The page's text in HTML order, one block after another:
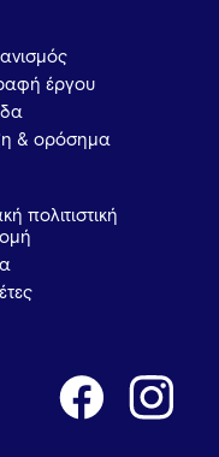
έργου
& ορόσημα
πολιτιστική